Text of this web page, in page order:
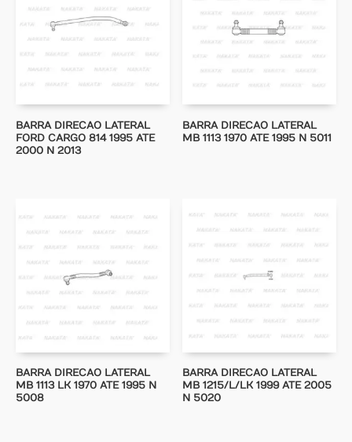
BARRA DIRECAO LATERAL
FORD CARGO 814 1995 ATE
2000 N 2013
BARRA DIRECAO LATERAL
MB 1113 1970 ATE 1995 N 5011
BARRA DIRECAO LATERAL
MB 1113 LK 1970 ATE 1995 N
5008
BARRA DIRECAO LATERAL
MB 1215/L/LK 1999 ATE 2005
N 5020